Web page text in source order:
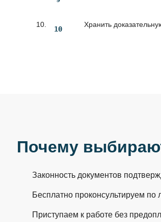
Хранить
Почему
Законность документов
Бесплатно проконсультируем
Приступаем к работе без